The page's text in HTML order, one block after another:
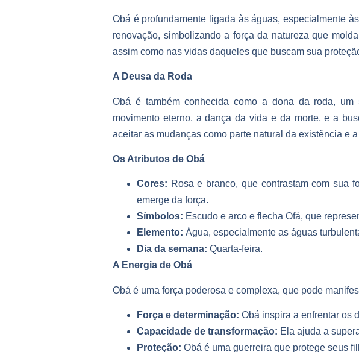
Obá é profundamente ligada às águas, especialmente
renovação, simbolizando a força da natureza que
assim como nas vidas daqueles que buscam sua
A Deusa da Roda
Obá é também conhecida como a dona da roda,
movimento eterno, a dança da vida e da morte, e a
aceitar as mudanças como parte natural da existência e
Os Atributos de Obá
Cores: Rosa e branco, que contrastam com sua
emerge da força.
Símbolos: Escudo e arco e flecha Ofá, que
Elemento: Água, especialmente as águas
Dia da semana: Quarta-feira.
A Energia de Obá
Obá é uma força poderosa e complexa, que pode
Força e determinação: Obá inspira a enfrentar os
Capacidade de transformação: Ela ajuda a
Proteção: Obá é uma guerreira que protege seus